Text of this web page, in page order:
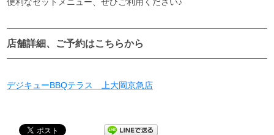
店舗詳細、ご予約はこちらから
デジキューBBQテラス 上大岡京急店